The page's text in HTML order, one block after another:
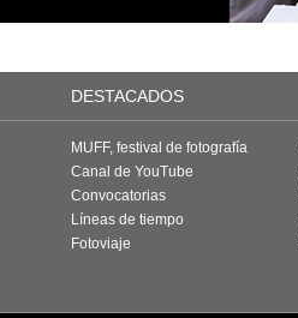
DESTACADOS
MUFF, festival de fotografía
Canal de YouTube
Convocatorias
Líneas de tiempo
Fotoviaje